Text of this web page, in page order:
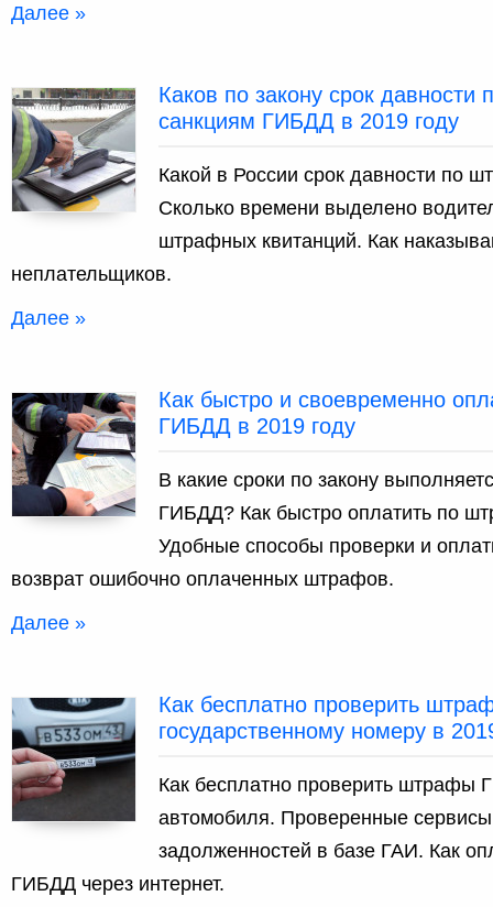
Далее »
Каков по закону срок
санкциям ГИБДД в 2019 году
Какой в России срок давности по
Сколько времени выделено
штрафных квитанций. Как
неплательщиков.
Далее »
Как быстро и своевременно
ГИБДД в 2019 году
В какие сроки по закону
ГИБДД? Как быстро оплатить по
Удобные способы проверки и
возврат ошибочно оплаченных штрафов.
Далее »
Как бесплатно проверить
государственному номеру в
Как бесплатно проверить штрафы
автомобиля. Проверенные
задолженностей в базе ГАИ. Как
ГИБДД через интернет.